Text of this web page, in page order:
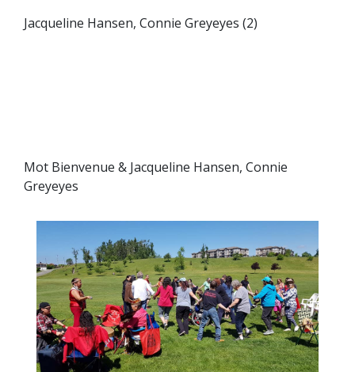
Jacqueline Hansen, Connie Greyeyes (2)
Mot Bienvenue & Jacqueline Hansen, Connie
Greyeyes